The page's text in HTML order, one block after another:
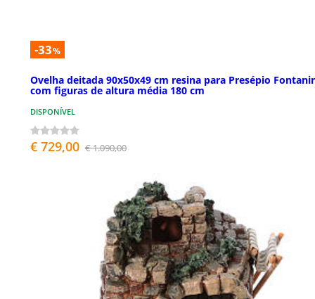
-33%
Ovelha deitada 90x50x49 cm resina para Presépio
com figuras de altura média 180 cm
DISPONÍVEL
€ 729,00 € 1.090,00